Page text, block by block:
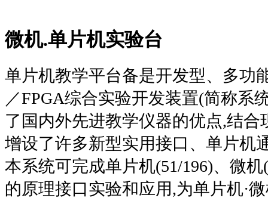
微机.单片机实验台
单片机教学平台备是开发型、多功
／FPGA综合实验开发装置(简称系
了国内外先进教学仪器的优点,结合
增设了许多新型实用接口、单片机
本系统可完成单片机(51/196)、微
的原理接口实验和应用,为单片机·